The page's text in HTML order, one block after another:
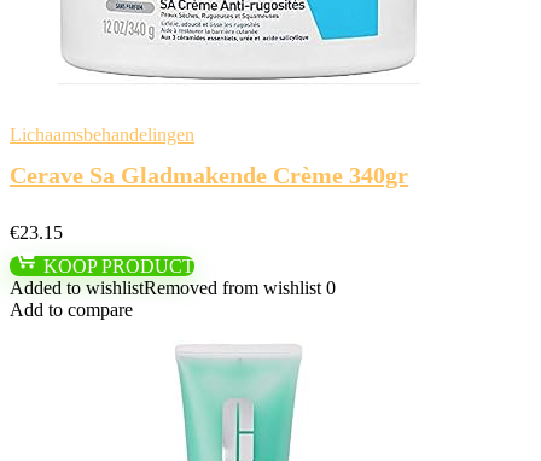
Lichaamsbehandelingen
Cerave Sa Gladmakende Crème 340gr
€23.15
KOOP PRODUCT
Added to wishlistRemoved from wishlist 0
Add to compare